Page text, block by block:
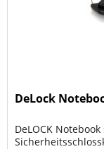
DeLock
DeLOCK